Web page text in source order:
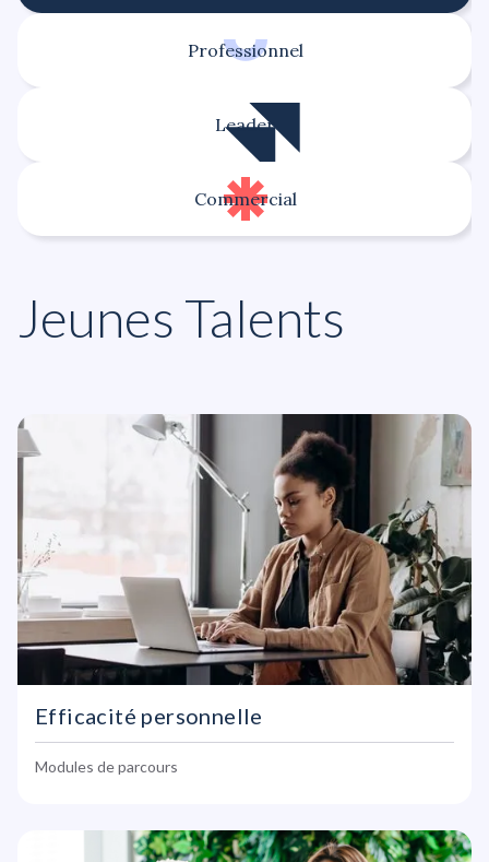
Professionnel
Leader
Commercial
Jeunes Talents
Efficacité personnelle
Modules de parcours